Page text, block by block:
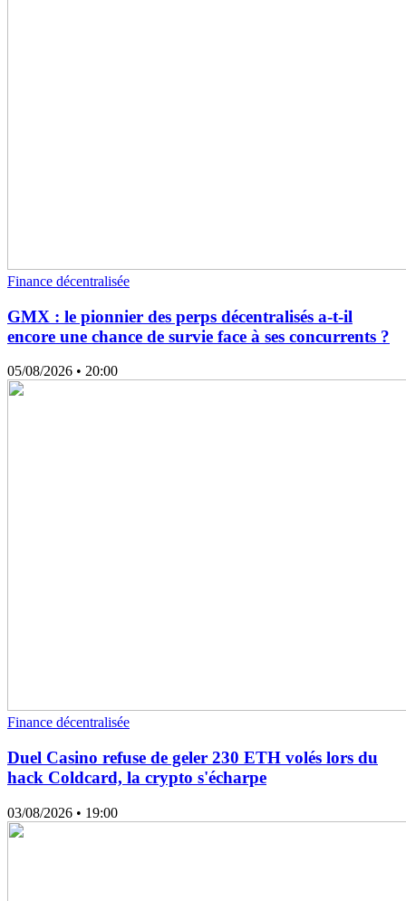
Finance décentralisée
GMX : le pionnier des perps décentralisés a-t-il
encore une chance de survie face à ses concurrents ?
05/08/2026 • 20:00
Finance décentralisée
Duel Casino refuse de geler 230 ETH volés lors du
hack Coldcard, la crypto s'écharpe
03/08/2026 • 19:00